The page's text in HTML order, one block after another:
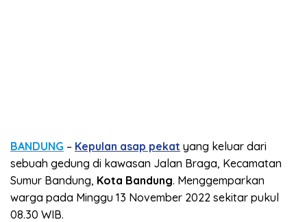
BANDUNG – Kepulan asap pekat yang keluar dari
sebuah gedung di kawasan Jalan Braga, Kecamatan
Sumur Bandung, Kota Bandung. Menggemparkan
warga pada Minggu 13 November 2022 sekitar pukul
08.30 WIB.